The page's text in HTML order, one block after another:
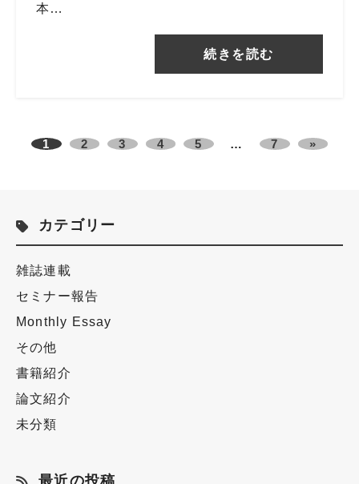
本…
続きを読む
1 2 3 4 5 … 7 »
カテゴリー
雑誌連載
セミナー報告
Monthly Essay
その他
書籍紹介
論文紹介
未分類
最近の投稿